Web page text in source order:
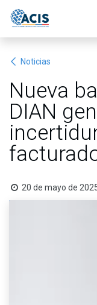
Noticias
Nueva
DIAN
20 de mayo de